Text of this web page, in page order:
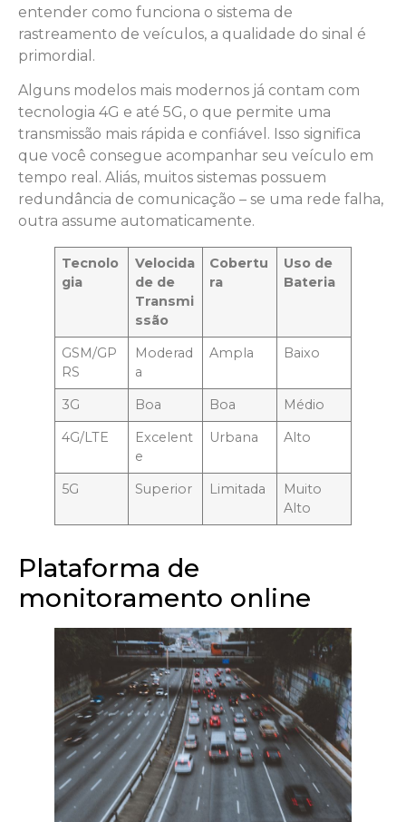
entender como funciona o sistema de
rastreamento de veículos, a qualidade do sinal é
primordial.
Alguns modelos mais modernos já contam com
tecnologia 4G e até 5G, o que permite uma
transmissão mais rápida e confiável. Isso significa
que você consegue acompanhar seu veículo em
tempo real. Aliás, muitos sistemas possuem
redundância de comunicação – se uma rede falha,
outra assume automaticamente.
Tecnolo
gia
Velocida
de de
Transmi
ssão
Cobertu
ra
Uso de
Bateria
GSM/GP
RS
Moderad
a
Ampla Baixo
3G Boa Boa
Médio
4G/LTE
Excelent
e
Urbana Alto
5G Superior Limitada
Muito
Alto
Plataforma de
monitoramento online